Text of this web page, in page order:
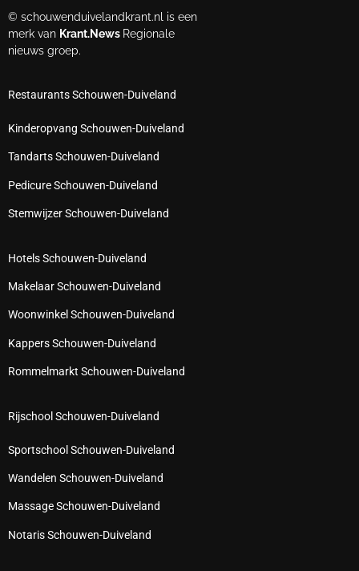
© schouwenduivelandkrant.nl is een
merk van Krant.News Regionale
nieuws groep.
Restaurants Schouwen-Duiveland
Kinderopvang Schouwen-Duiveland
Tandarts Schouwen-Duiveland
Pedicure Schouwen-Duiveland
Stemwijzer Schouwen-Duiveland
Hotels Schouwen-Duiveland
Makelaar Schouwen-Duiveland
Woonwinkel Schouwen-Duiveland
Kappers Schouwen-Duiveland
Rommelmarkt Schouwen-Duiveland
Rijschool Schouwen-Duiveland
Sportschool Schouwen-Duiveland
Wandelen Schouwen-Duiveland
Massage Schouwen-Duiveland
Notaris Schouwen-Duiveland